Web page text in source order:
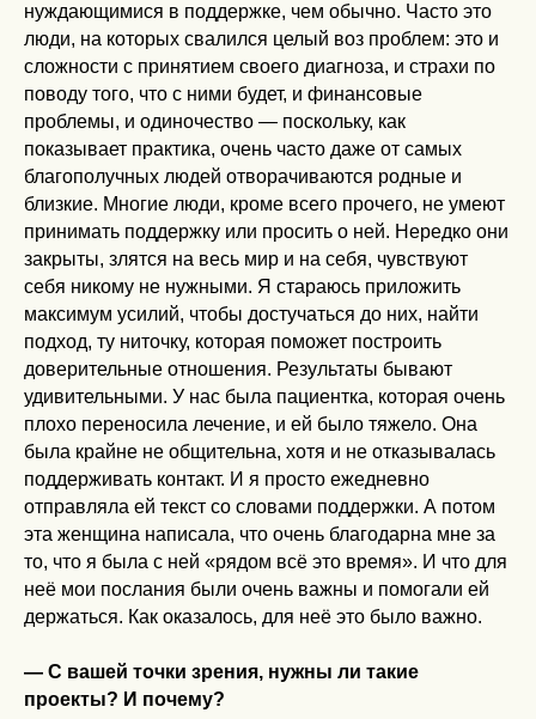
нуждающимися в поддержке, чем обычно. Часто это
люди, на которых свалился целый воз проблем: это и
сложности с принятием своего диагноза, и страхи по
поводу того, что с ними будет, и финансовые
проблемы, и одиночество — поскольку, как
показывает практика, очень часто даже от самых
благополучных людей отворачиваются родные и
близкие. Многие люди, кроме всего прочего, не умеют
принимать поддержку или просить о ней. Нередко они
закрыты, злятся на весь мир и на себя, чувствуют
себя никому не нужными. Я стараюсь приложить
максимум усилий, чтобы достучаться до них, найти
подход, ту ниточку, которая поможет построить
доверительные отношения. Результаты бывают
удивительными. У нас была пациентка, которая очень
плохо переносила лечение, и ей было тяжело. Она
была крайне не общительна, хотя и не отказывалась
поддерживать контакт. И я просто ежедневно
отправляла ей текст со словами поддержки. А потом
эта женщина написала, что очень благодарна мне за
то, что я была с ней «рядом всё это время». И что для
неё мои послания были очень важны и помогали ей
держаться. Как оказалось, для неё это было важно.
— С вашей точки зрения, нужны ли такие
проекты? И почему?